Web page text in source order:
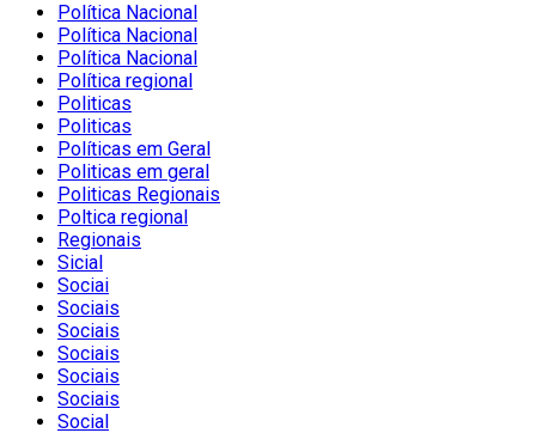
Política Nacional
Política Nacional
Política Nacional
Política regional
Politicas
Politicas
Políticas em Geral
Politicas em geral
Politicas Regionais
Poltica regional
Regionais
Sicial
Sociai
Sociais
Sociais
Sociais
Sociais
Sociais
Social